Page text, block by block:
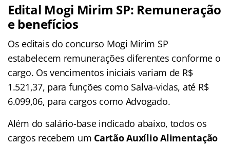
Edital Mogi Mirim SP: Remuneração
e benefícios
Os editais do concurso Mogi Mirim SP
estabelecem remunerações diferentes conforme o
cargo. Os vencimentos iniciais variam de R$
1.521,37, para funções como Salva-vidas, até R$
6.099,06, para cargos como Advogado.
Além do salário-base indicado abaixo, todos os
cargos recebem um Cartão Auxílio Alimentação